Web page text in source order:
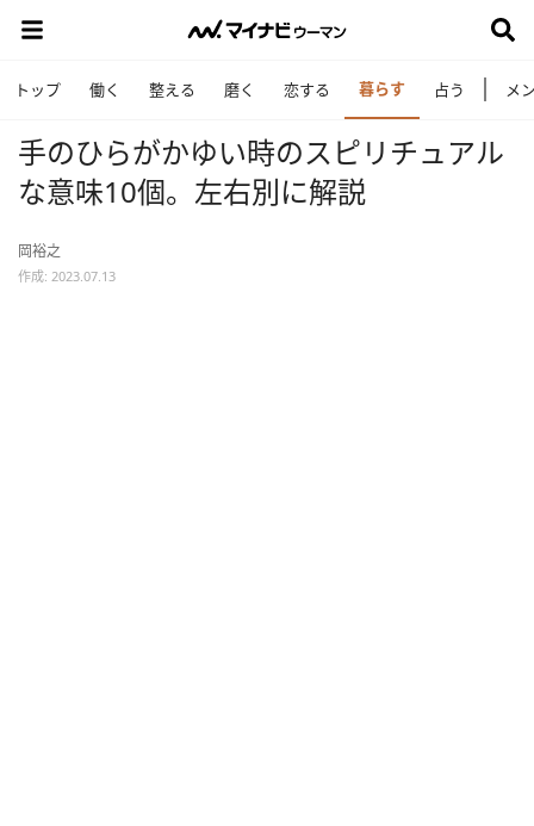
トップ 働く 整える 磨く 恋する 暮らす 占う メ
手のひらがかゆい時のスピリチュアル
な意味10個。左右別に解説
岡裕之
作成: 2023.07.13